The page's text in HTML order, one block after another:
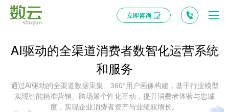
立即咨询
AI驱动的全渠道消费者数智化运营系统
和服务
通过AI驱动的全渠道数据采集、360°用户画像构建，基于行业模型
实现智能精准营销、跨场景个性化互动，提升消费者体验与忠诚
度，实现企业消费者资产与业绩双增长。